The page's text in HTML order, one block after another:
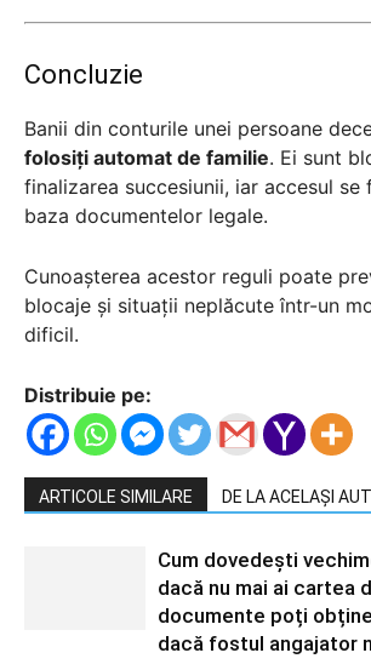
Concluzie
Banii din conturile unei persoane
folosiți automat de familie. Ei sunt
finalizarea succesiunii, iar accesul se
baza documentelor legale.
Cunoașterea acestor reguli poate
blocaje și situații neplăcute într-un
dificil.
Distribuie pe:
ARTICOLE SIMILARE DE LA ACELAȘI
Cum dovedești
dacă nu mai ai cartea
documente poți
dacă fostul angajator